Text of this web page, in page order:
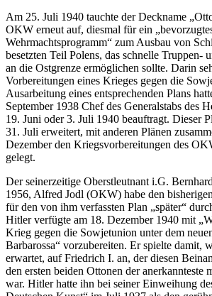
Am 25. Juli 1940 tauchte der Deckname
OKW erneut auf, diesmal für ein
Wehrmachtsprogramm
zum Ausbau von
besetzten Teil Polens, das schnelle Truppen-
an die Ostgrenze ermöglichen sollte. Darin
Vorbereitungen eines Krieges gegen die
Ausarbeitung eines entsprechenden Plans
September 1938 Chef des Generalstabs des
19. Juni oder 3. Juli 1940 beauftragt. Dieser
31. Juli erweitert, mit anderen Plänen
Dezember den Kriegsvorbereitungen des
gelegt.
Der seinerzeitige Oberstleutnant i.G.
1956, Alfred Jodl (OKW) habe den
für den von ihm verfassten Plan
später
Hitler verfügte am 18. Dezember 1940 mit
Krieg gegen die Sowjetunion unter dem
Barbarossa
vorzubereiten. Er spielte damit,
erwartet, auf Friedrich I. an, der diesen
den ersten beiden Ottonen der anerkannteste
war. Hitler hatte ihn bei seiner Einweihung